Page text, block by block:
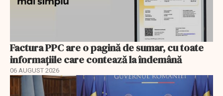
Factura PPC are o pagină de sumar, cu toate
informațiile care contează la îndemână
06 AUGUST 2026